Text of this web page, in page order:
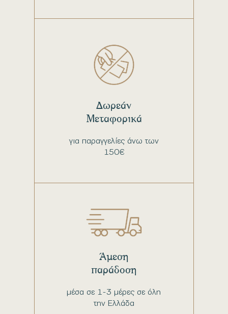
για παραγγελίες άνω των
150€
Δωρεάν
Μεταφορικά
μέσα σε 1-3 μέρες σε όλη
την Ελλάδα
Άμεση
παράδοση